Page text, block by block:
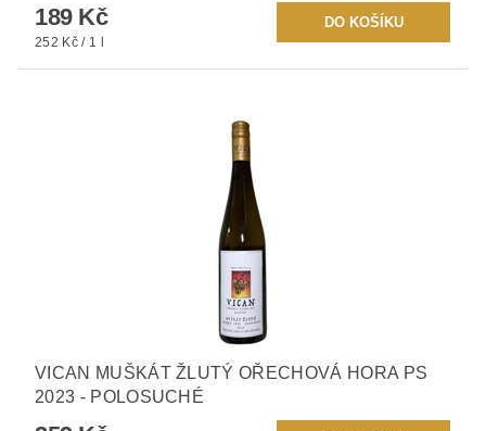
189 Kč
252 Kč / 1 l
VICAN MUŠKÁT ŽLUTÝ OŘECHOVÁ HORA PS
2023 - POLOSUCHÉ